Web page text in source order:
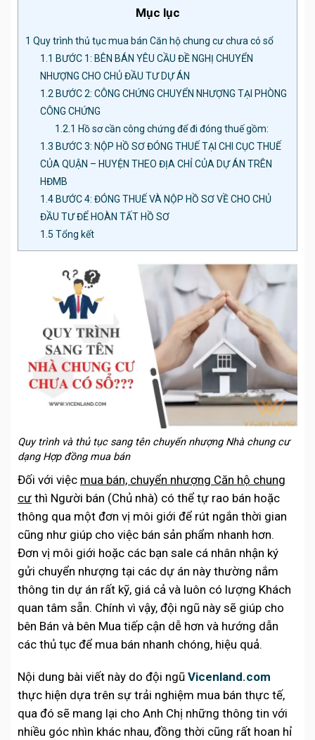
Mục lục
1 Quy trình thủ tục mua bán Căn hộ chung cư chưa có sổ
1.1 BƯỚC 1: BÊN BÁN YÊU CẦU ĐỀ NGHỊ CHUYỂN
NHƯỢNG CHO CHỦ ĐẦU TƯ DỰ ÁN
1.2 BƯỚC 2: CÔNG CHỨNG CHUYỂN NHƯỢNG TẠI PHÒNG
CÔNG CHỨNG
1.2.1 Hồ sơ cần công chứng để đi đóng thuế gồm:
1.3 BƯỚC 3: NỘP HỒ SƠ ĐÓNG THUẾ TẠI CHI CỤC THUẾ
CỦA QUẬN – HUYỆN THEO ĐỊA CHỈ CỦA DỰ ÁN TRÊN
HĐMB
1.4 BƯỚC 4: ĐÓNG THUẾ VÀ NỘP HỒ SƠ VỀ CHO CHỦ
ĐẦU TƯ ĐỂ HOÀN TẤT HỒ SƠ
1.5 Tổng kết
Quy trình và thủ tục sang tên chuyển nhượng Nhà chung cư
dạng Hợp đồng mua bán
Đối với việc mua bán, chuyển nhượng Căn hộ chung
cư thì Người bán (Chủ nhà) có thể tự rao bán hoặc
thông qua một đơn vị môi giới để rút ngắn thời gian
cũng như giúp cho việc bán sản phẩm nhanh hơn.
Đơn vị môi giới hoặc các bạn sale cá nhân nhận ký
gửi chuyển nhượng tại các dự án này thường nắm
thông tin dự án rất kỹ, giá cả và luôn có lượng Khách
quan tâm sẵn. Chính vì vậy, đội ngũ này sẽ giúp cho
bên Bán và bên Mua tiếp cận dễ hơn và hướng dẫn
các thủ tục để mua bán nhanh chóng, hiệu quả.
Nội dung bài viết này do đội ngũ Vicenland.com
thực hiện dựa trên sự trải nghiệm mua bán thực tế,
qua đó sẽ mang lại cho Anh Chị những thông tin với
nhiều góc nhìn khác nhau, đồng thời cũng rất hoan hỉ